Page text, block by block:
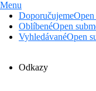
Menu
DoporučujemeOpen
OblíbenéOpen
VyhledávanéOpen
Odkazy